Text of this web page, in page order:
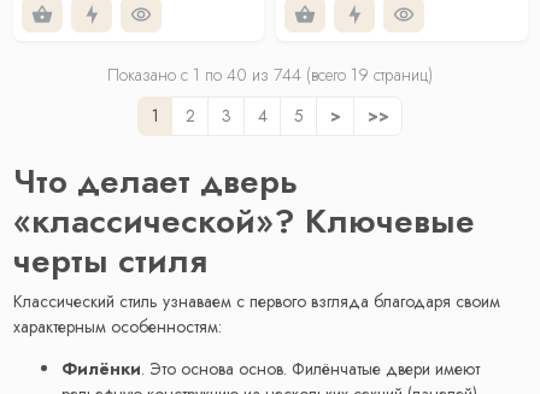
Показано с 1 по 40 из 744 (всего 19 страниц)
1
2 3 4 5 > >>
Что делает дверь
«классической»? Ключевые
черты стиля
Классический стиль узнаваем с первого взгляда благодаря своим
характерным особенностям:
Филёнки. Это основа основ. Филёнчатые двери имеют